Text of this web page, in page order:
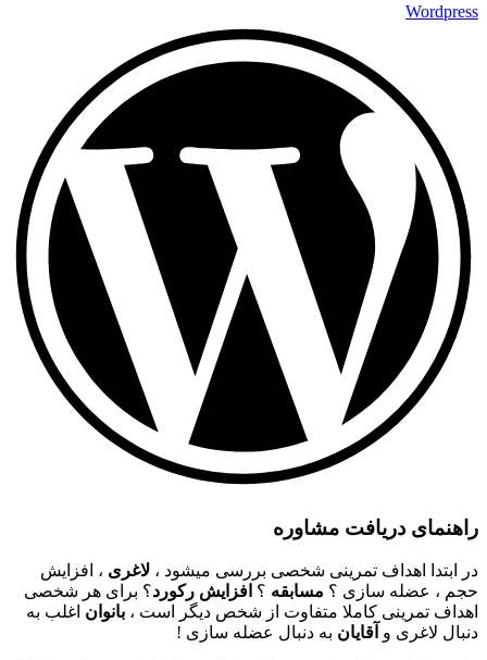
Wordpress
راهنمای دریافت مشاوره
در ابتدا اهداف تمرینی شخصی بررسی میشود ، لاغری ، افزایش
حجم ، عضله سازی ؟ مسابقه ؟ افزایش رکورد؟ برای هر شخصی
اهداف تمرینی کاملا متفاوت از شخص دیگر است ، بانوان اغلب به
دنبال لاغری و آقایان به دنبال عضله سازی !